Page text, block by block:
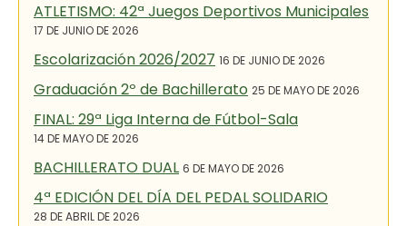
ATLETISMO: 42ª Juegos Deportivos Municipales
17 DE JUNIO DE 2026
Escolarización 2026/2027 16 DE JUNIO DE 2026
Graduación 2º de Bachillerato 25 DE MAYO DE 2026
FINAL: 29ª Liga Interna de Fútbol-Sala
14 DE MAYO DE 2026
BACHILLERATO DUAL 6 DE MAYO DE 2026
4ª EDICIÓN DEL DÍA DEL PEDAL SOLIDARIO
28 DE ABRIL DE 2026